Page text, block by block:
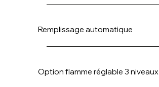
Remplissage automatique
Option flamme réglable 3 niveaux